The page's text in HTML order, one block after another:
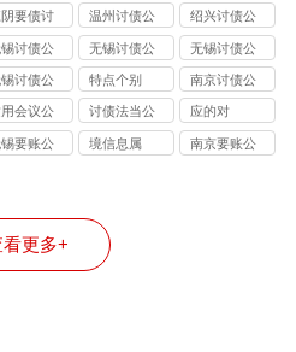
司
要债讨
司
温州讨债公
司
绍兴讨债公
司
讨债公
费标准
：
40% 抽
后的逻
无锡讨债公
司应对恶意
逃债的 3 种
合法手段详
解
无锡讨债公
司与律师事
务所的区
别：债务追
讨该选哪类
讨债公
特点个别
南京讨债公
司
会议公
讨债法当公
司
应的对
要账公
境信息属
南京要账公
看更多+